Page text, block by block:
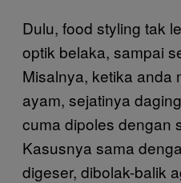
Dulu, food styling tak
optik belaka, sampai
Misalnya, ketika anda
ayam, sejatinya
cuma dipoles dengan
Kasusnya sama
digeser, dibolak-balik